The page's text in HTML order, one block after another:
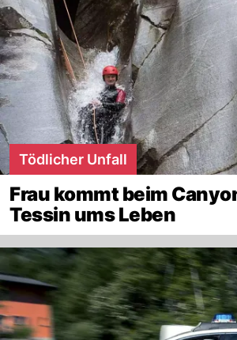
Tödlicher Unfall
Frau kommt beim
Tessin ums Leben